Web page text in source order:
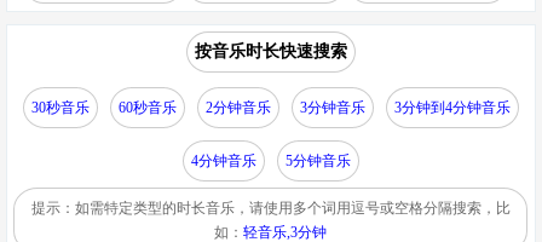
按音乐时长快速搜索
30秒音乐 60秒音乐 2分钟音乐 3分钟音乐 3分钟到4分钟音乐
4分钟音乐 5分钟音乐
提示：如需特定类型的时长音乐，请使用多个词用逗号或空格分隔搜索，比
如：轻音乐,3分钟